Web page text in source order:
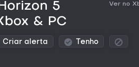
5
& PC
Ver no
Criar alerta Tenho